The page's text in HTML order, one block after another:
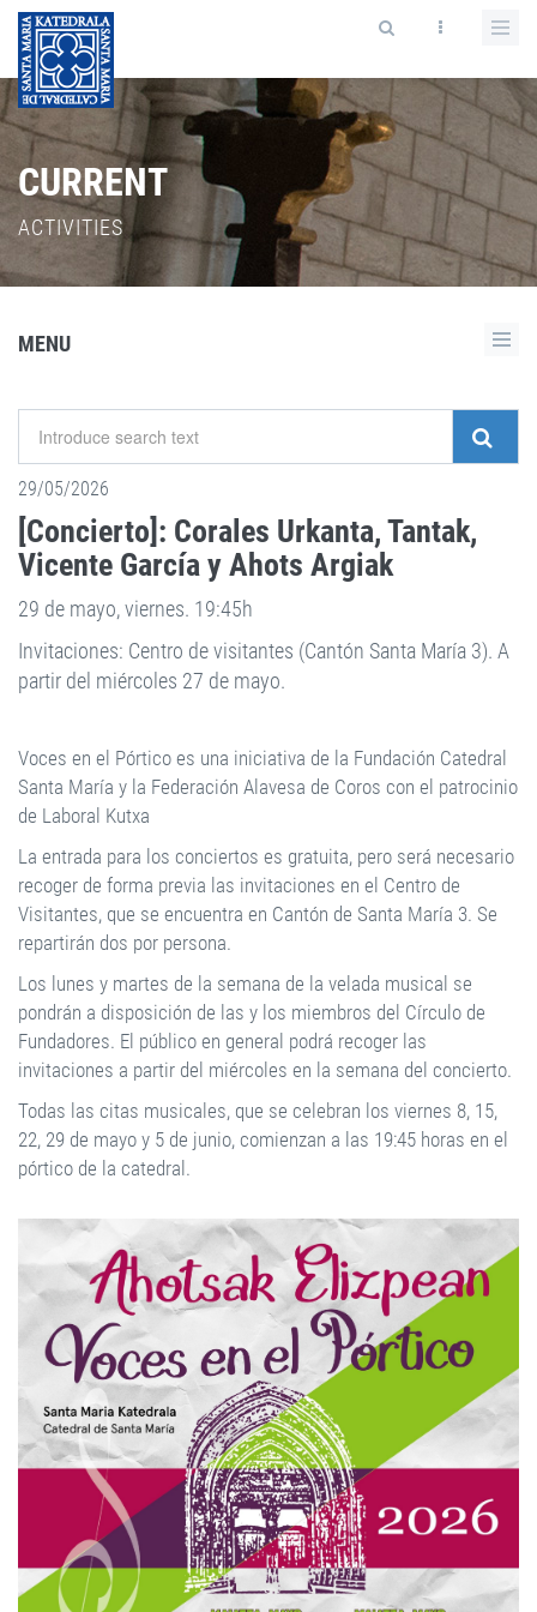
CURRENT
ACTIVITIES
MENU
29/05/2026
[Concierto]: Corales Urkanta, Tantak,
Vicente García y Ahots Argiak
29 de mayo, viernes. 19:45h
Invitaciones: Centro de visitantes (Cantón Santa María 3). A
partir del miércoles 27 de mayo.
Voces en el Pórtico es una iniciativa de la Fundación Catedral
Santa María y la Federación Alavesa de Coros con el patrocinio
de Laboral Kutxa
La entrada para los conciertos es gratuita, pero será necesario
recoger de forma previa las invitaciones en el Centro de
Visitantes, que se encuentra en Cantón de Santa María 3. Se
repartirán dos por persona.
Los lunes y martes de la semana de la velada musical se
pondrán a disposición de las y los miembros del Círculo de
Fundadores. El público en general podrá recoger las
invitaciones a partir del miércoles en la semana del concierto.
Todas las citas musicales, que se celebran los viernes 8, 15,
22, 29 de mayo y 5 de junio, comienzan a las 19:45 horas en el
pórtico de la catedral.